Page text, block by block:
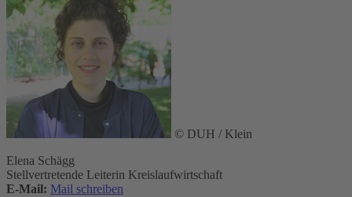
© DUH / Klein
Elena Schägg
Stellvertretende Leiterin Kreislaufwirtschaft
E-Mail: Mail schreiben